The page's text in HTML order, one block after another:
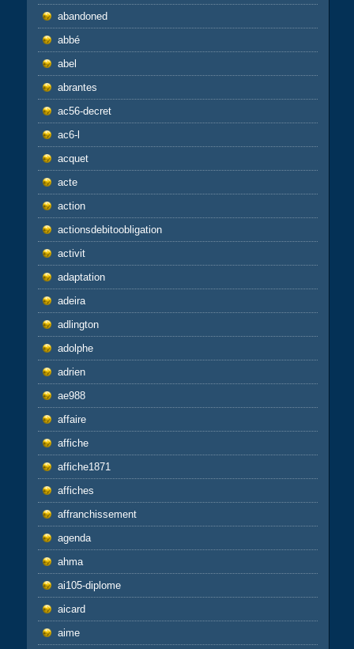
abandoned
abbé
abel
abrantes
ac56-decret
ac6-l
acquet
acte
action
actionsdebitoobligation
activit
adaptation
adeira
adlington
adolphe
adrien
ae988
affaire
affiche
affiche1871
affiches
affranchissement
agenda
ahma
ai105-diplome
aicard
aime